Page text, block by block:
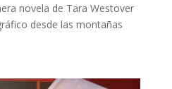
novela de Tara Westover
desde las montañas